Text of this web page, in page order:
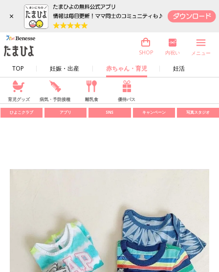
×
TOP 妊娠・出産 赤ちゃん・育児 妊活
SHOP 内祝い メニュー
育児グッズ 病気・予防接種 離乳食 優待パス
ひよこクラブ アプリ SNS キャンペーン 写真スタジオ